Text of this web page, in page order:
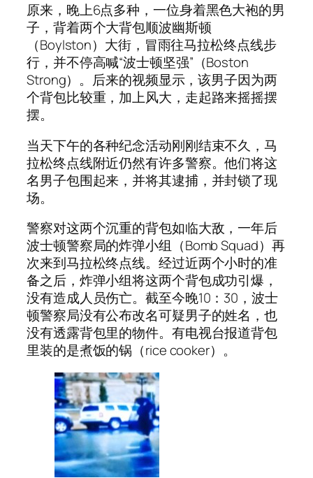
原来，晚上6点多种，一位身着黑色大袍的男
子，背着两个大背包顺波幽斯顿
（Boylston）大街，冒雨往马拉松终点线步
行，并不停高喊“波士顿坚强”（Boston
Strong）。后来的视频显示，该男子因为两
个背包比较重，加上风大，走起路来摇摇摆
摆。
当天下午的各种纪念活动刚刚结束不久，马
拉松终点线附近仍然有许多警察。他们将这
名男子包围起来，并将其逮捕，并封锁了现
场。
警察对这两个沉重的背包如临大敌，一年后
波士顿警察局的炸弹小组（Bomb Squad）再
次来到马拉松终点线。经过近两个小时的准
备之后，炸弹小组将这两个背包成功引爆，
没有造成人员伤亡。截至今晚10：30，波士
顿警察局没有公布改名可疑男子的姓名，也
没有透露背包里的物件。有电视台报道背包
里装的是煮饭的锅（rice cooker）。